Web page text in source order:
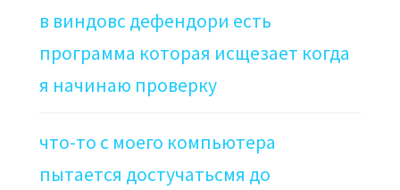
в виндовс дефендори есть
программа которая исщезает когда
я начинаю проверку
что-то с моего компьютера
пытается достучатьсмя до